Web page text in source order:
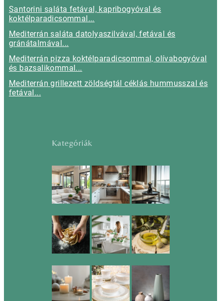
Santorini saláta fetával, kapribogyóval és
koktélparadicsommal...
Mediterrán saláta datolyaszilvával, fetával és
gránátalmával...
Mediterrán pizza koktélparadicsommal, olívabogyóval
és bazsalikommal...
Mediterrán grillezett zöldségtál céklás hummusszal és
fetával...
Kategóriák